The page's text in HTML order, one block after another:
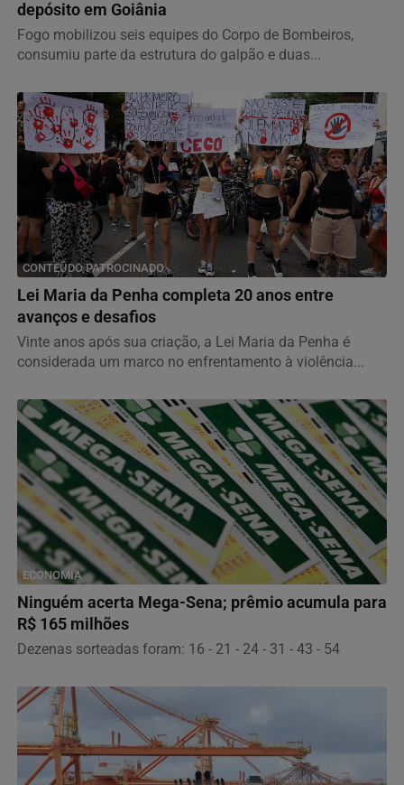
depósito em Goiânia
Fogo mobilizou seis equipes do Corpo de Bombeiros,
consumiu parte da estrutura do galpão e duas...
CONTEÚDO PATROCINADO
Lei Maria da Penha completa 20 anos entre
avanços e desafios
Vinte anos após sua criação, a Lei Maria da Penha é
considerada um marco no enfrentamento à violência...
ECONOMIA
Ninguém acerta Mega-Sena; prêmio acumula para
R$ 165 milhões
Dezenas sorteadas foram: 16 - 21 - 24 - 31 - 43 - 54